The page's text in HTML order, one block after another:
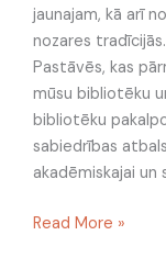
jaunajam, kā arī
nozares
Pastāvēs, kas
mūsu bibliotēku
bibliotēku
sabiedrības
akadēmiskajai
Read More »